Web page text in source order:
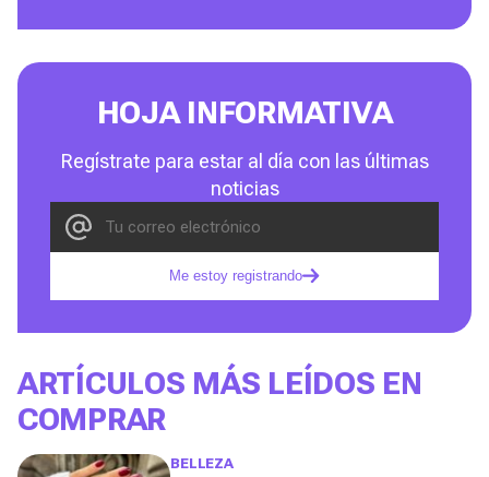
HOJA INFORMATIVA
Regístrate para estar al día con las últimas
noticias
Me estoy registrando
ARTÍCULOS MÁS LEÍDOS EN
COMPRAR
BELLEZA